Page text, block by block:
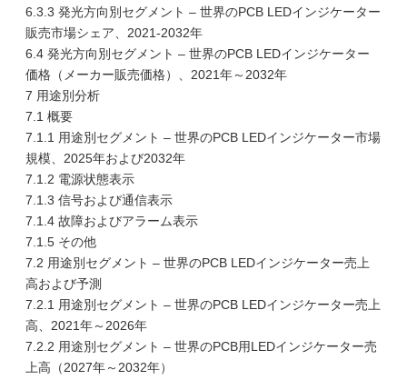
6.3.3 発光方向別セグメント – 世界のPCB LEDインジケーター
販売市場シェア、2021-2032年
6.4 発光方向別セグメント – 世界のPCB LEDインジケーター
価格（メーカー販売価格）、2021年～2032年
7 用途別分析
7.1 概要
7.1.1 用途別セグメント – 世界のPCB LEDインジケーター市場
規模、2025年および2032年
7.1.2 電源状態表示
7.1.3 信号および通信表示
7.1.4 故障およびアラーム表示
7.1.5 その他
7.2 用途別セグメント – 世界のPCB LEDインジケーター売上
高および予測
7.2.1 用途別セグメント – 世界のPCB LEDインジケーター売上
高、2021年～2026年
7.2.2 用途別セグメント – 世界のPCB用LEDインジケーター売
上高（2027年～2032年）